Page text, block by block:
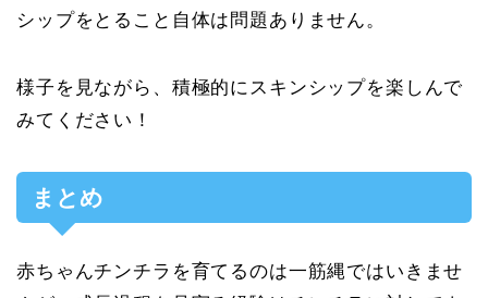
シップをとること自体は問題ありません。
様子を見ながら、積極的にスキンシップを楽しんで
みてください！
まとめ
赤ちゃんチンチラを育てるのは一筋縄ではいきませ